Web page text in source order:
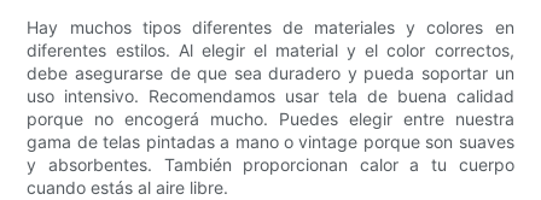
Hay muchos tipos diferentes de materiales y colores en
diferentes estilos. Al elegir el material y el color correctos,
debe asegurarse de que sea duradero y pueda soportar un
uso intensivo. Recomendamos usar tela de buena calidad
porque no encogerá mucho. Puedes elegir entre nuestra
gama de telas pintadas a mano o vintage porque son suaves
y absorbentes. También proporcionan calor a tu cuerpo
cuando estás al aire libre.